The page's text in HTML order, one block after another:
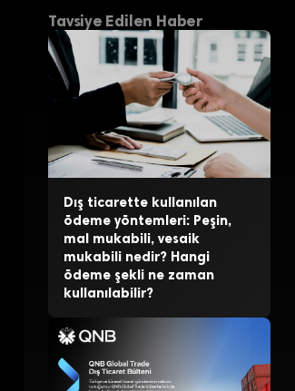
Tavsiye Edilen Haber
Dış ticarette kullanılan
ödeme yöntemleri: Peşin,
mal mukabili, vesaik
mukabili nedir? Hangi
ödeme şekli ne zaman
kullanılabilir?